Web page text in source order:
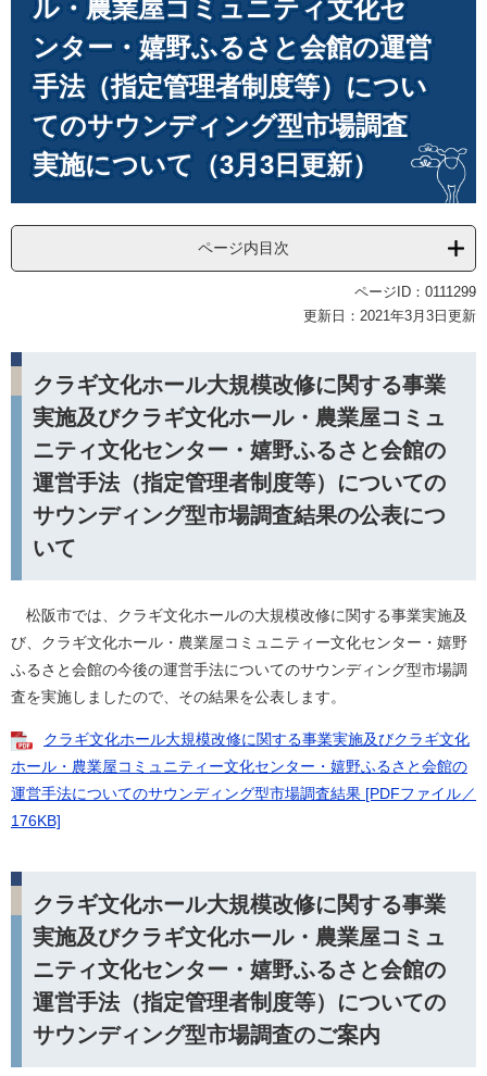
ル・農業屋コミュニティ文化セ
ンター・嬉野ふるさと会館の運営
手法（指定管理者制度等）につい
てのサウンディング型市場調査
実施について（3月3日更新）
ページ内目次
ページID：0111299
更新日：2021年3月3日更新
クラギ文化ホール大規模改修に関する事業
実施及びクラギ文化ホール・農業屋コミュ
ニティ文化センター・嬉野ふるさと会館の
運営手法（指定管理者制度等）についての
サウンディング型市場調査結果の公表につ
いて
松阪市では、クラギ文化ホールの大規模改修に関する事業実施及
び、クラギ文化ホール・農業屋コミュニティー文化センター・嬉野
ふるさと会館の今後の運営手法についてのサウンディング型市場調
査を実施しましたので、その結果を公表します。
クラギ文化ホール大規模改修に関する事業実施及びクラギ文化
ホール・農業屋コミュニティー文化センター・嬉野ふるさと会館の
運営手法についてのサウンディング型市場調査結果 [PDFファイル／
176KB]
クラギ文化ホール大規模改修に関する事業
実施及びクラギ文化ホール・農業屋コミュ
ニティ文化センター・嬉野ふるさと会館の
運営手法（指定管理者制度等）についての
サウンディング型市場調査のご案内